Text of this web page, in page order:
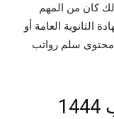
كان من المهم
الثانوية العامة أو
محتوى سلم رواتب